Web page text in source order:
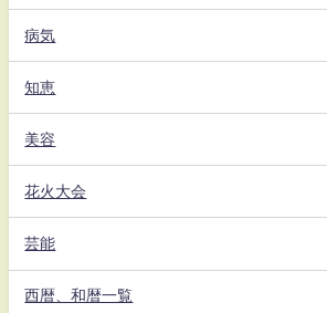
病気
知恵
美容
花火大会
芸能
西暦、和暦一覧